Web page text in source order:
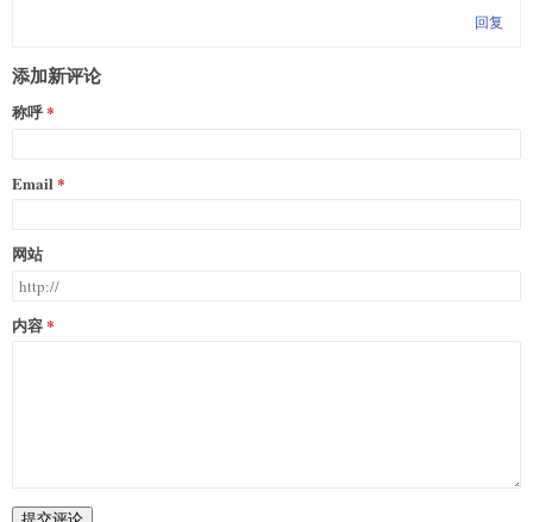
回复
添加新评论
称呼
Email
网站
内容